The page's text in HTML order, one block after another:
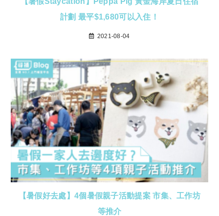
計劃 最平$1,680可以入住！
2021-08-04
【暑假好去處】4個暑假親子活動提案 市集、工作坊
等推介